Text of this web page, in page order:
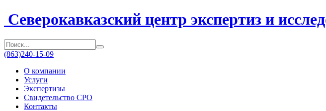
Северокавказский центр экспертиз и
(863)240-15-09
О компании
Услуги
Экспертизы
Свидетельство СРО
Контакты